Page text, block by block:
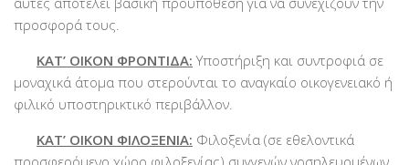
προσφορά τους.
ΚΑΤ’ ΟΙΚΟΝ ΦΡΟΝΤΙΔΑ: Υποστήριξη και συντροφιά σε
μοναχικά άτομα που στερούνται το αναγκαίο οικογενειακό ή
φιλικό υποστηρικτικό περιβάλλον.
ΚΑΤ’ ΟΙΚΟΝ ΦΙΛΟΞΕΝΙΑ: Φιλοξενία (σε εθελοντικά
προσφερόμενο χώρο φιλοξενίας) συγγενών νοσηλευομένων